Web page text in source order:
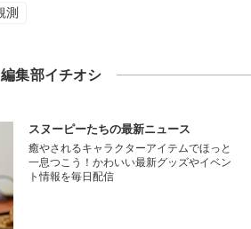
測
編集部イチオシ
スヌーピーたちの最新ニュース
癒やされるキャラクターアイテムでほっと
一息つこう！かわいい最新グッズやイベン
ト情報を毎日配信